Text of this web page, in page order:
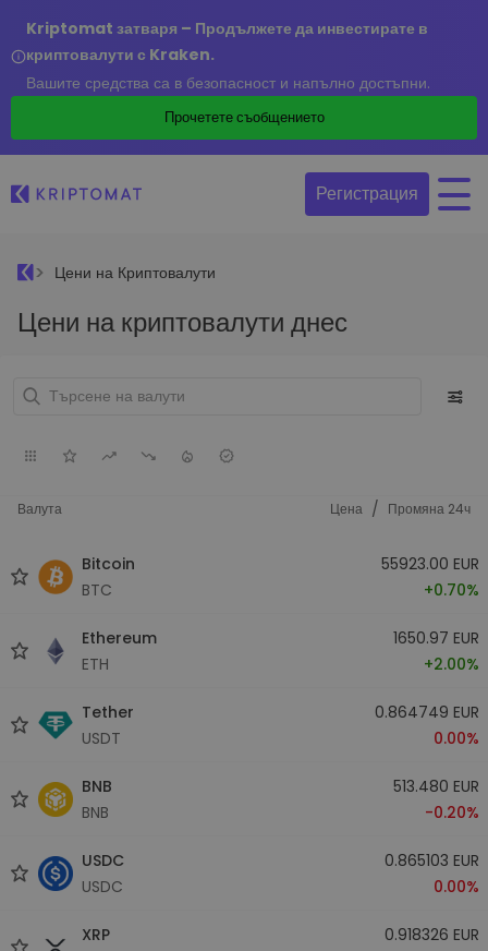
Kriptomat затваря – Продължете да инвестирате в
криптовалути с Kraken.
Вашите средства са в безопасност и напълно достъпни.
Прочетете съобщението
Регистрация
Цени на Криптовалути
Цени на криптовалути днес
Валута Цена / Промяна 24ч
Bitcoin
BTC
55923.00 EUR
+0.70%
Ethereum
ETH
1650.97 EUR
+2.00%
Tether
USDT
0.864749 EUR
0.00%
BNB
BNB
513.480 EUR
-0.20%
USDC
USDC
0.865103 EUR
0.00%
XRP
0.918326 EUR